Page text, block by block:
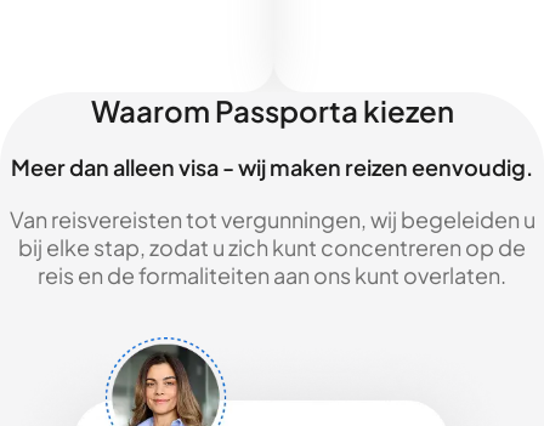
Waarom Passporta kiezen
Meer dan alleen visa - wij maken reizen eenvoudig.
Van reisvereisten tot vergunningen, wij begeleiden u
bij elke stap, zodat u zich kunt concentreren op de
reis en de formaliteiten aan ons kunt overlaten.